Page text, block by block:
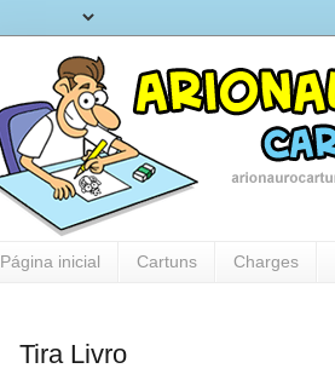
Página inicial Cartuns Charges
Tira Livro